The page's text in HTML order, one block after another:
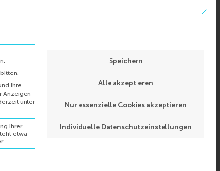
Mit
Ihre
Anzeigen-
unter
Ihrer
etwa
und kann nicht abgewählt werden.
Speichern
Alle akzeptieren
Nur essenzielle Cookies akzeptieren
Individuelle Datenschutzeinstellungen